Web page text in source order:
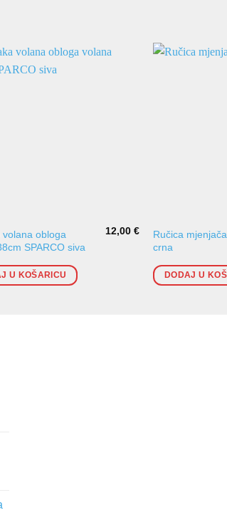
volana obloga
SPARCO siva
12,00 €
U KOŠARICU
Ručica
crna
DODAJ U